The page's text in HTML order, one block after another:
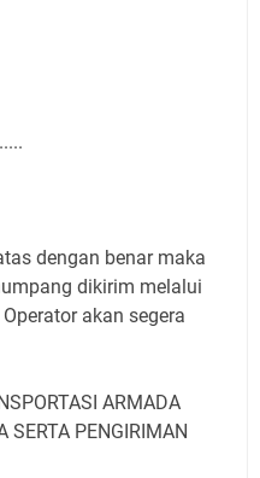
dengan benar maka
dikirim melalui
akan segera
ARMADA
SERTA PENGIRIMAN